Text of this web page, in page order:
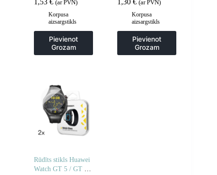
– 2 gab.
1,53 € (ar PVN)
Korpusa
aizsargstikls
Pievienot
Grozam
stikla ekrāna aizsargs
– 2 gab.
1,30€ (ar PVN)
Korpusa
aizsargstikls
Pievienot
Grozam
Rūdīts stikls Huawei
Watch GT 5 / GT 5